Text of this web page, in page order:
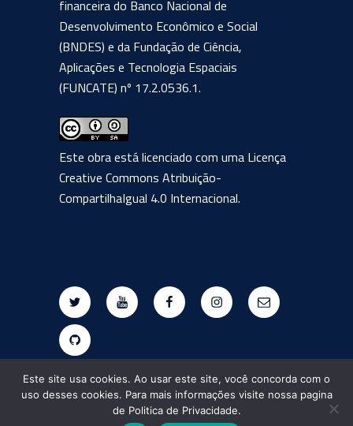
financeira do Banco Nacional de
Desenvolvimento Econômico e Social
(BNDES) e da Fundação de Ciência,
Aplicações e Tecnologia Espaciais
(FUNCATE) nº 17.2.0536.1.
Este obra está licenciado com uma Licença
Creative Commons Atribuição-
CompartilhaIgual 4.0 Internacional.
Twitter Youtube FacebookInstagramE-
mail
Github
Este site usa cookies. Ao usar este site, você concorda com o
uso desses cookies. Para mais informações visite nossa pagina
de Politica de Privacidade.